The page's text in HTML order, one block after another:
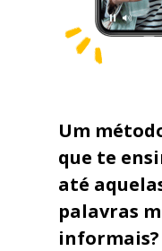
Um
que te
até
palavras
informais?